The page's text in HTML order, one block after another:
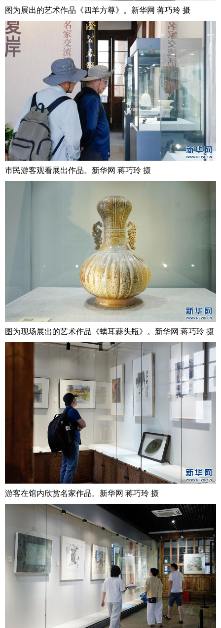
图为展出的艺术作品《四羊方尊》。新华网 蒋巧玲 摄
市民游客观看展出作品。新华网 蒋巧玲 摄
图为现场展出的艺术作品《螭耳蒜头瓶》。新华网 蒋巧玲 摄
游客在馆内欣赏名家作品。新华网 蒋巧玲 摄